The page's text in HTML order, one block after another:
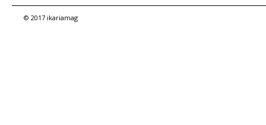
© 2017 ikariamag